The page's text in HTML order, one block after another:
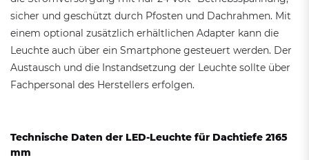
sicher und geschützt durch Pfosten und Dachrahmen. Mit
einem optional zusätzlich erhältlichen Adapter kann die
Leuchte auch über ein Smartphone gesteuert werden. Der
Austausch und die Instandsetzung der Leuchte sollte über
Fachpersonal des Herstellers erfolgen.
Technische Daten der LED-Leuchte für Dachtiefe 2165
mm